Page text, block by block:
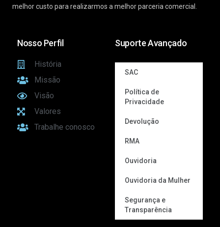
melhor custo para realizarmos a melhor parceria comercial.
Nosso Perfil
História
Missão
Visão
Valores
Trabalhe conosco
Suporte Avançado
SAC
Política de
Privacidade
Devolução
RMA
Ouvidoria
Ouvidoria da Mulher
Segurança e
Transparência